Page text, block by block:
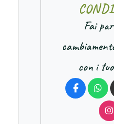
CONDI
Fai
con i